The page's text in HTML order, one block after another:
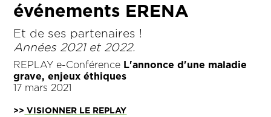
événements ERENA
Et de ses partenaires !
Années 2021 et 2022.
REPLAY e-Conférence L'annonce d'une maladie
grave, enjeux éthiques
17 mars 2021
>> VISIONNER LE REPLAY